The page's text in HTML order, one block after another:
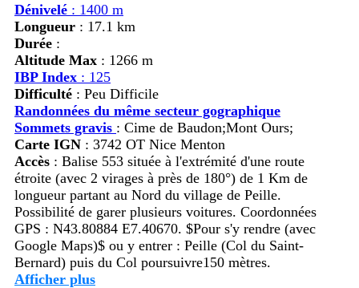
Dénivelé : 1400 m
Longueur : 17.1 km
Durée :
Altitude Max : 1266 m
IBP Index : 125
Difficulté : Peu Difficile
Randonnées du même secteur gographique
Sommets gravis : Cime de Baudon;Mont Ours;
Carte IGN : 3742 OT Nice Menton
Accès : Balise 553 située à l'extrémité d'une route
étroite (avec 2 virages à près de 180°) de 1 Km de
longueur partant au Nord du village de Peille.
Possibilité de garer plusieurs voitures. Coordonnées
GPS : N43.80884 E7.40670. $Pour s'y rendre (avec
Google Maps)$ ou y entrer : Peille (Col du Saint-
Bernard) puis du Col poursuivre150 mètres.
Afficher plus